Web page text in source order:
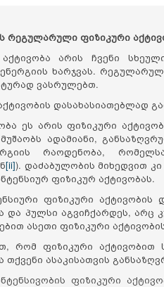
რეგულარული ფიზიკური
არის ჩვენი
ხარჯვას.
ვასრულებთ.
დასახასიათებლად
ეს არის ფიზიკური
ადამიანი,
რაოდენობა,
[ii]). დაძაბულობის მიხედვით
ფიზიკურ აქტივობას.
ფიზიკური
და პულსი აგვიჩქარდეს, არც
ასეთი ფიზიკური
რომ ფიზიკური აქტივობით
თქვენი ასაკისათვის
ფიზიკური